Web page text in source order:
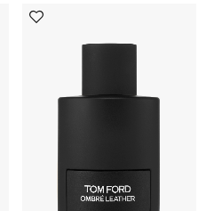
تعكس توتيمي فن الأناقة السهلة